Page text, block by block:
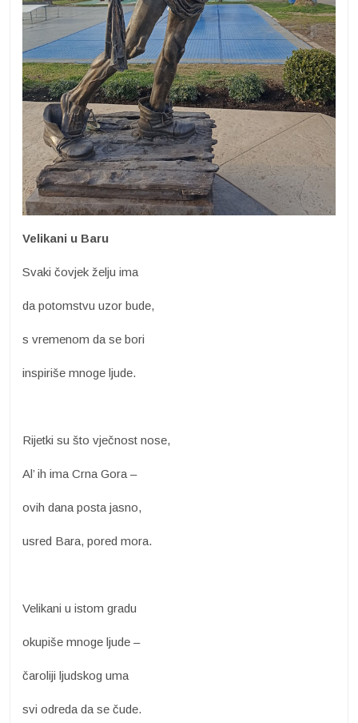
Velikani u Baru
Svaki čovjek želju ima
da potomstvu uzor bude,
s vremenom da se bori
inspiriše mnoge ljude.
Rijetki su što vječnost nose,
Al’ ih ima Crna Gora –
ovih dana posta jasno,
usred Bara, pored mora.
Velikani u istom gradu
okupiše mnoge ljude –
čaroliji ljudskog uma
svi odreda da se čude.